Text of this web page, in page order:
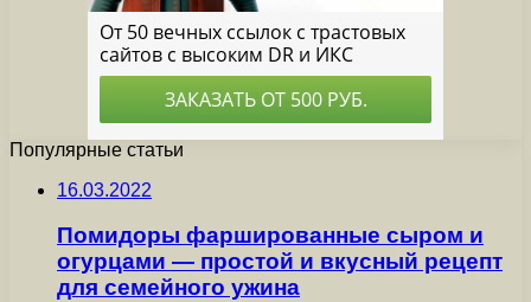
Популярные статьи
16.03.2022
Помидоры фаршированные сыром и
огурцами — простой и вкусный рецепт
для семейного ужина